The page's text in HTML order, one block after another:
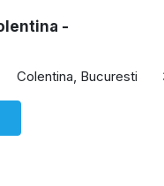
-
Colentina, Bucuresti